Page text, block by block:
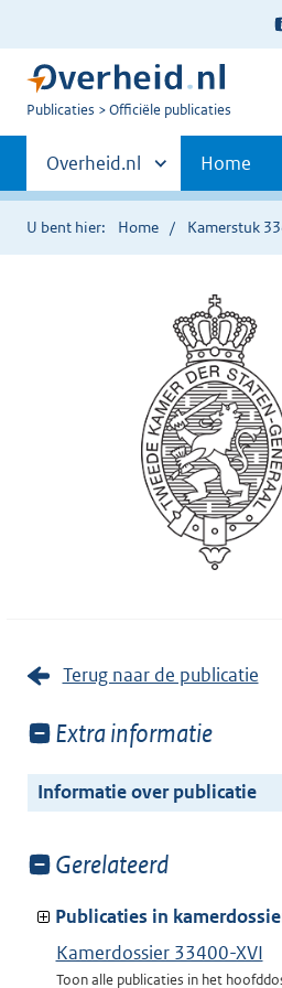
U
Publicaties Officiële publicaties
Primaire
navigatie
Andere
sites
binnen
Overheid.nl Home
U bent hier: Home Kamerstuk
Terug naar de publicatie
Toon
van:
Extra informatie
Informatie over publicatie
Toon
van:
Gerelateerd
Publicaties in
Kamerdossier 33400-XVI
Toon alle publicaties in het